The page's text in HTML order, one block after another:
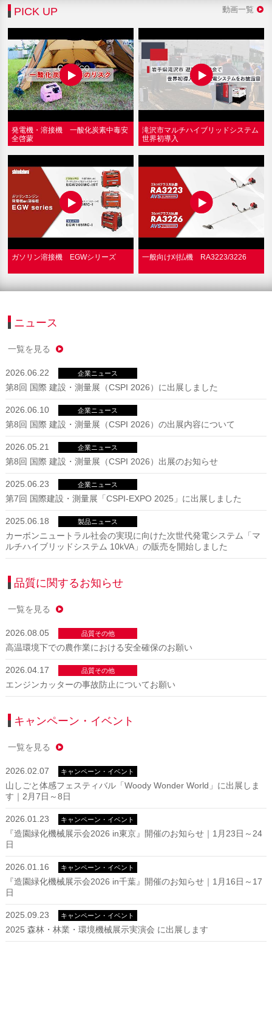
PICK UP 動画一覧
発電機・溶接機 一酸化炭素中毒安
全啓蒙
滝沢市マルチハイブリッドシステム
世界初導入
ガソリン溶接機 EGWシリーズ 一般向け刈払機 RA3223/3226
ニュース
一覧を見る
2026.06.22 企業ニュース
第8回 国際 建設・測量展（CSPI 2026）に出展しました
2026.06.10 企業ニュース
第8回 国際 建設・測量展（CSPI 2026）の出展内容について
2026.05.21 企業ニュース
第8回 国際 建設・測量展（CSPI 2026）出展のお知らせ
2025.06.23 企業ニュース
第7回 国際建設・測量展「CSPI-EXPO 2025」に出展しました
2025.06.18 製品ニュース
カーボンニュートラル社会の実現に向けた次世代発電システム「マ
ルチハイブリッドシステム 10kVA」の販売を開始しました
品質に関するお知らせ
一覧を見る
2026.08.05 品質その他
高温環境下での農作業における安全確保のお願い
2026.04.17 品質その他
エンジンカッターの事故防止についてお願い
キャンペーン・イベント
一覧を見る
2026.02.07 キャンペーン・イベント
山しごと体感フェスティバル「Woody Wonder World」に出展しま
す｜2月7日～8日
2026.01.23 キャンペーン・イベント
『造園緑化機械展示会2026 in東京』開催のお知らせ｜1月23日～24
日
2026.01.16 キャンペーン・イベント
『造園緑化機械展示会2026 in千葉』開催のお知らせ｜1月16日～17
日
2025.09.23 キャンペーン・イベント
2025 森林・林業・環境機械展示実演会 に出展します